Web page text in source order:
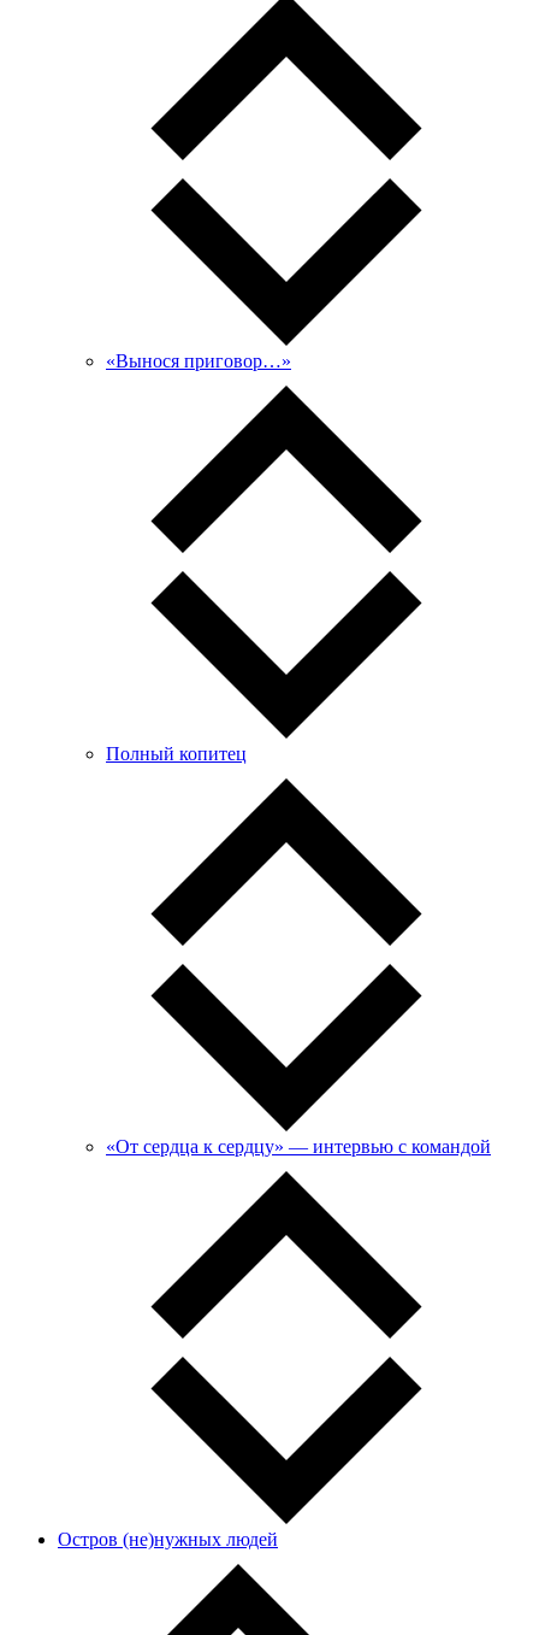
«Вынося приговор…»
Полный копитец
«От сердца к сердцу» — интервью с командой
Остров (не)нужных людей